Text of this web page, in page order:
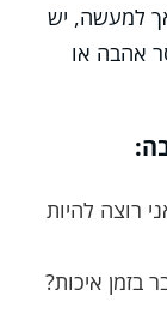
למעשה, יש
אהבה או
רוצה להיות
בזמן איכות?